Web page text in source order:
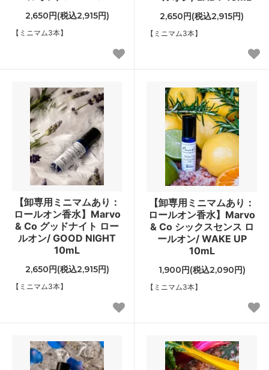
2,650円(税込2,915円)
【ミニマム3本】
2,650円(税込2,915円)
【ミニマム3本】
【卸専用ミニマムあり：
ロールオン香水】Marvo
& Co グッドナイト ロー
ルオン/ GOOD NIGHT
10mL
2,650円(税込2,915円)
【ミニマム3本】
【卸専用ミニマムあり：
ロールオン香水】Marvo
& Co シックスセンス ロ
ールオン/ WAKE UP
10mL
1,900円(税込2,090円)
【ミニマム3本】